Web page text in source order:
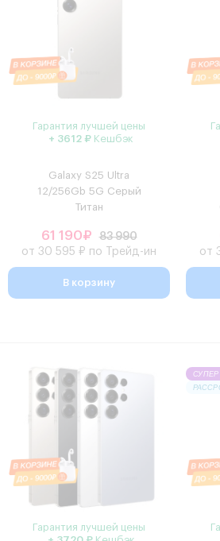
Гарантия лучшей цены
+ 3612 ₽ Кешбэк
Galaxy S25 Ultra
12/256Gb 5G Серый
Титан
61 190₽
83 990
от 30 595 ₽ по Трейд-ин
В корзину
от
Гарантия лучшей цены
СУПЕР